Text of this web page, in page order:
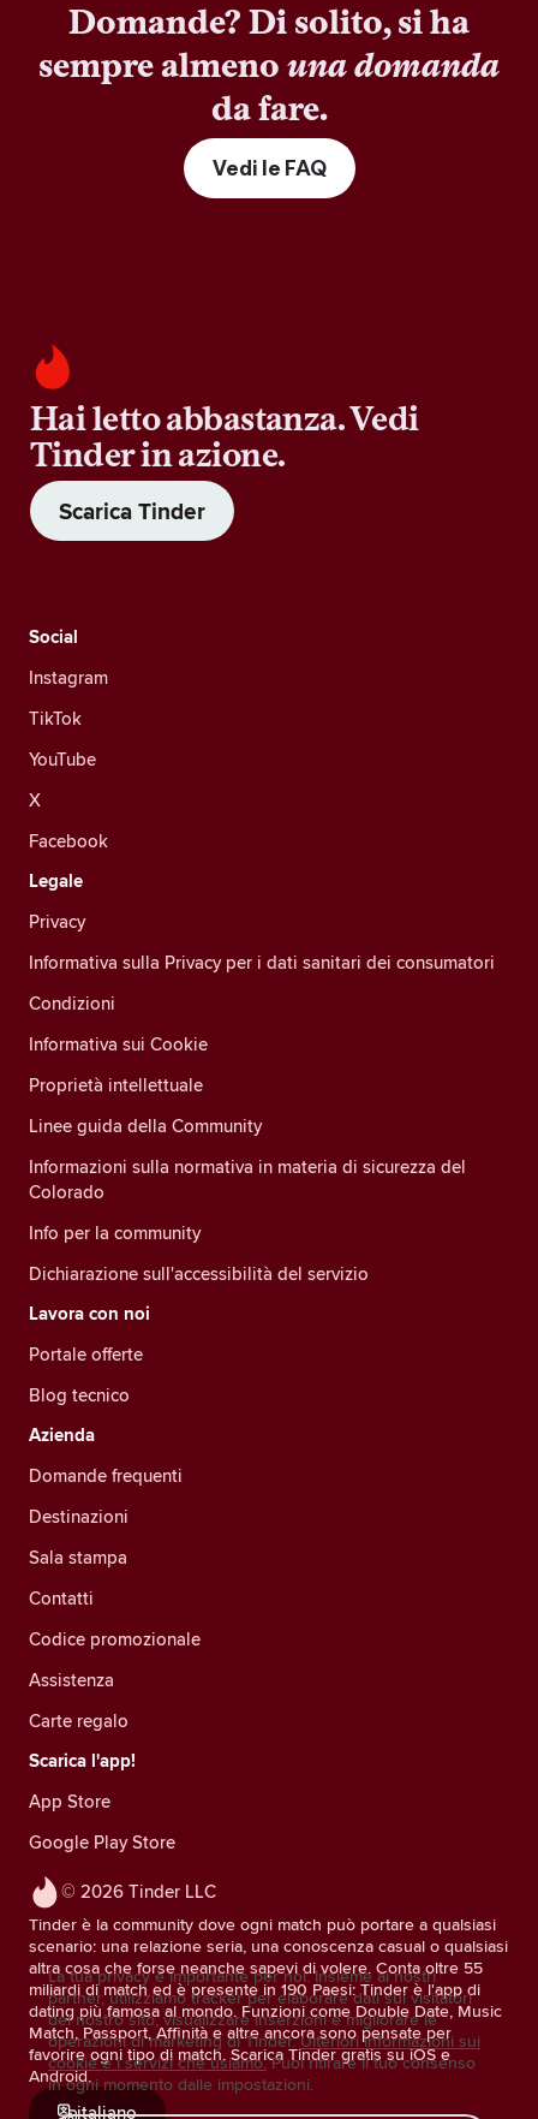
Domande? Di solito, si ha
sempre almeno una domanda
da fare.
Vedi le FAQ
Hai letto abbastanza. Vedi
Tinder in azione.
Scarica Tinder
© 2026 Tinder LLC
Tinder è la community dove ogni match può portare a qualsiasi
scenario: una relazione seria, una conoscenza casual o qualsiasi
altra cosa che forse neanche sapevi di volere. Conta oltre 55
miliardi di match ed è presente in 190 Paesi: Tinder è l'app di
dating più famosa al mondo. Funzioni come Double Date, Music
Match, Passport, Affinità e altre ancora sono pensate per
favorire ogni tipo di match. Scarica Tinder gratis su iOS e
Android.
italiano
Social
Instagram
TikTok
YouTube
X
Facebook
Legale
Privacy
Informativa sulla Privacy per i dati sanitari dei consumatori
Condizioni
Informativa sui Cookie
Proprietà intellettuale
Linee guida della Community
Informazioni sulla normativa in materia di sicurezza del
Colorado
Info per la community
Dichiarazione sull'accessibilità del servizio
Lavora con noi
Portale offerte
Blog tecnico
Azienda
Domande frequenti
Destinazioni
Sala stampa
Contatti
Codice promozionale
Assistenza
Carte regalo
Scarica l'app!
App Store
Google Play Store
La tua privacy è importante per noi. Insieme ai nostri
partner, utilizziamo tracker per elaborare dati sui visitatori
del nostro sito, visualizzare inserzioni e migliorare le
operazioni di marketing di Tinder. Ulteriori informazioni sui
cookie e i servizi che usiamo. Puoi ritirare il tuo consenso
in ogni momento dalle impostazioni.